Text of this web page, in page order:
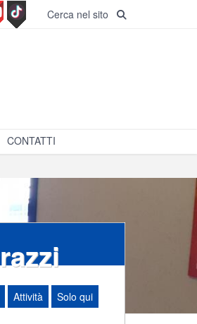
Cerca nel sito
CONTATTI
Attività Solo qui